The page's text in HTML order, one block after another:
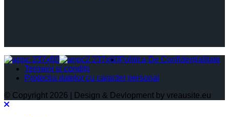
Politica De Confidențialitate
Termeni și condiții
Protectia datelor cu caracter personal
© Copyright 2026 | Design & Devlopment by vreausite.eu